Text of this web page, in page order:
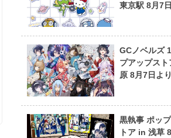
東京駅 8月7
GCノベルズ
プアップス
原 8月7日よ
黒執事 ポッ
トア in 浅草